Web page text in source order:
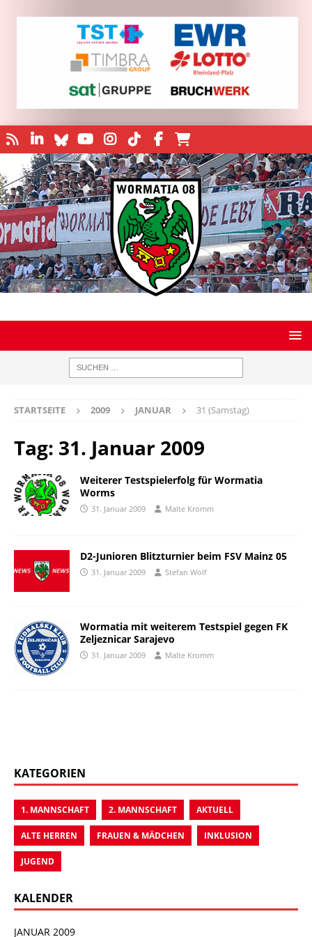
STARTSEITE 2009 JANUAR 31 (Samstag)
Tag: 31. Januar 2009
Weiterer Testspielerfolg für Wormatia
Worms
31. Januar 2009 Malte Kromm
D2-Junioren Blitzturnier beim FSV Mainz 05
31. Januar 2009 Stefan Wolf
Wormatia mit weiterem Testspiel gegen FK
Zeljeznicar Sarajevo
31. Januar 2009 Malte Kromm
KATEGORIEN
1. MANNSCHAFT 2. MANNSCHAFT AKTUELL
ALTE HERREN FRAUEN & MÄDCHEN INKLUSION
JUGEND
KALENDER
JANUAR 2009